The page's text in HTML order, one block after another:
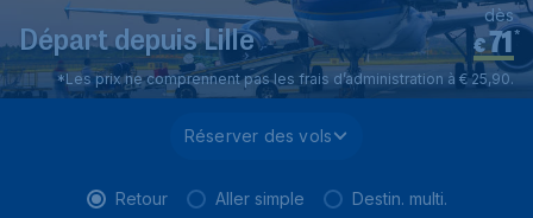
Départ depuis Lille €71*
dès
*Les prix ne comprennent pas les frais d’administration à € 25,90.
Réserver des vols
Retour Aller simple Destin. multi.